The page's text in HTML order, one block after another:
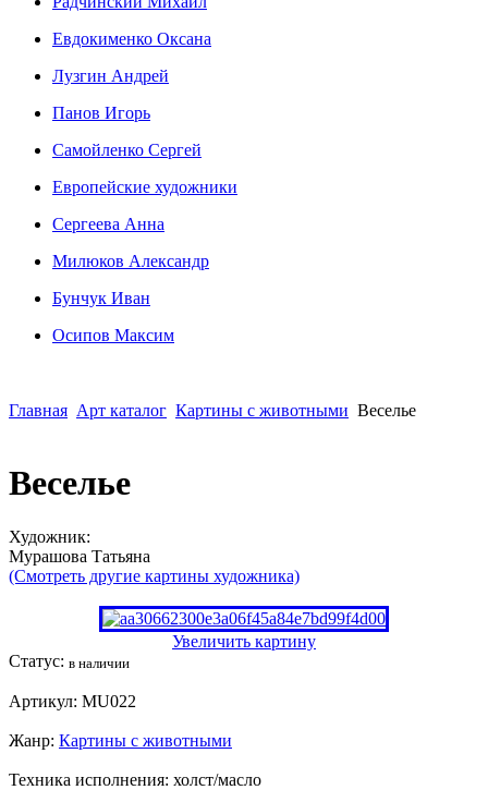
Евдокименко Оксана
Лузгин Андрей
Панов Игорь
Сaмoйленко Сергей
Европейские художники
Сергеева Анна
Милюков Александр
Бунчук Иван
Осипoв Максим
Главная Арт каталог Картины с животными Веселье
Веселье
Художник:
Мурaшовa Татьяна
(Смотреть другие картины художника)
Увеличить картину
Статус: в наличии
Артикул: MU022
Жанр: Картины с животными
Техника исполнения: холст/масло